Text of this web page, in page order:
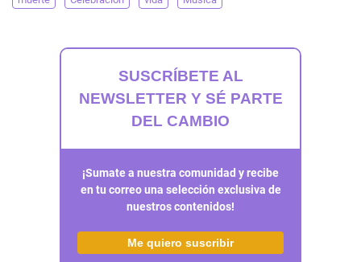
SUSCRÍBETE AL
NEWSLETTER Y SÉ PARTE
DEL CAMBIO
¡Sumate a nuestra comunidad y recibe
en tu correo una selección exclusiva de
nuestros contenidos!
Me quiero suscribir